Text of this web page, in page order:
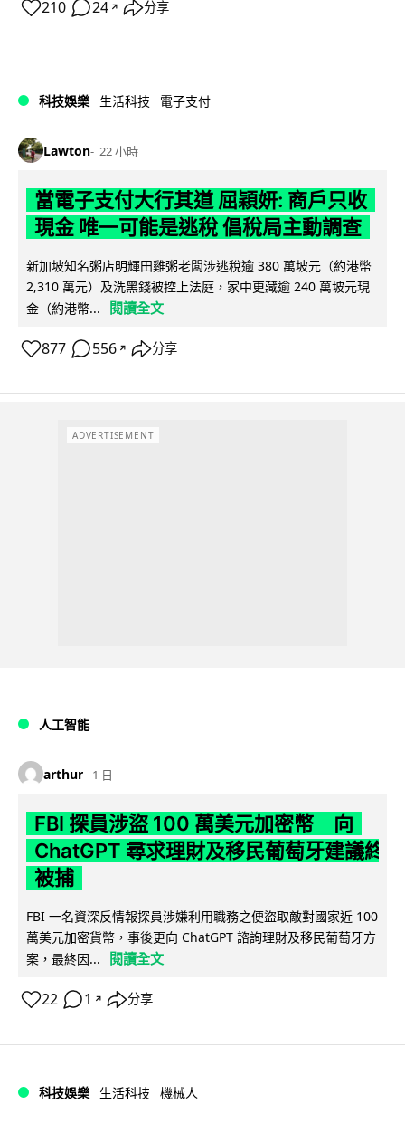
210 24 ↗ 分享
科技娛樂 生活科技 電子支付
Lawton 22 小時
當電子支付大行其道 屈穎妍: 商戶只收
現金 唯一可能是逃稅 倡稅局主動調查
新加坡知名粥店明輝田雞粥老闆涉逃稅逾 380 萬坡元（約港幣
2,310 萬元）及洗黑錢被控上法庭，家中更藏逾 240 萬坡元現
金（約港幣...
閱讀全文
877 556 ↗ 分享
ADVERTISEMENT
人工智能
arthur 1 日
FBI 探員涉盜 100 萬美元加密幣 向
ChatGPT 尋求理財及移民葡萄牙建議終
被捕
FBI 一名資深反情報探員涉嫌利用職務之便盜取敵對國家近 100
萬美元加密貨幣，事後更向 ChatGPT 諮詢理財及移民葡萄牙方
案，最終因...
閱讀全文
22 1 ↗ 分享
科技娛樂 生活科技 機械人